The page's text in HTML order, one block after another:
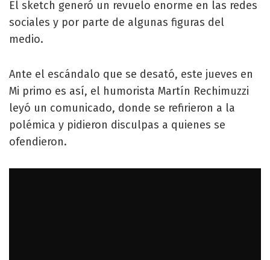
El sketch generó un revuelo enorme en las redes
sociales y por parte de algunas figuras del
medio.
Ante el escándalo que se desató, este jueves en
Mi primo es así, el humorista Martín Rechimuzzi
leyó un comunicado, donde se refirieron a la
polémica y pidieron disculpas a quienes se
ofendieron.